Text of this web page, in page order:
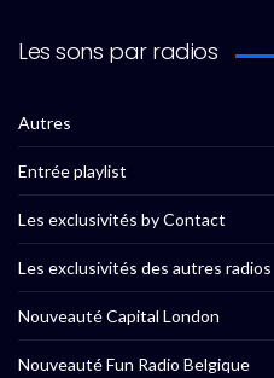
Les sons par radios
Autres
Entrée playlist
Les exclusivités by Contact
Les exclusivités des autres radios
Nouveauté Capital London
Nouveauté Fun Radio Belgique